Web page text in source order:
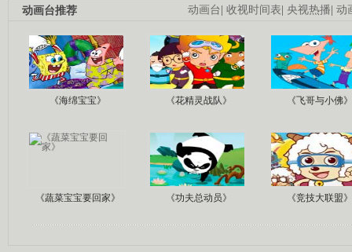
动画台| 收视时间表| 央视热播| 动
动画台推荐
《海绵宝宝》 《花精灵战队》 《飞哥与小佛》
《蔬菜宝宝要回家》 《功夫总动员》 《竞技大联盟》